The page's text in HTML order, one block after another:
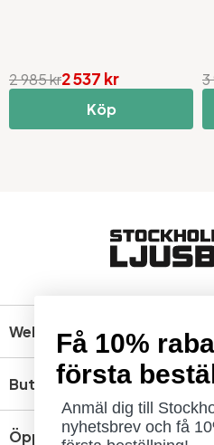
2 537 kr
2 985 kr
Köp
3
Webbshop
Butik
Öppettider
Få 10%
första
Anmäl dig till
nyhetsbrev och få